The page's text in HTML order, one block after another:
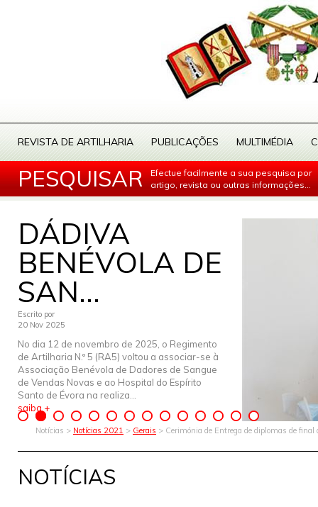
REVISTA DE ARTILHARIA PUBLICAÇÕES MULTIMÉDIA
PESQUISAR
Efectue facilmente a sua pesquisa por
artigo, revista ou outras informações...
DÁDIVA
BENÉVOLA DE
SAN...
Escrito por
20 Nov 2025
No dia 12 de novembro de 2025, o Regimento
de Artilharia N.º 5 (RA5) voltou a associar-se à
Associação Benévola de Dadores de Sangue
de Vendas Novas e ao Hospital do Espírito
Santo de Évora na realiza...
saiba +
Notícias > Notícias 2021 > Gerais > Cerimónia de Entrega de diplomas de final
NOTÍCIAS